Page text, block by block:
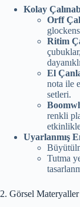
Kolay
Orff
Ritim
El
nota ile
setleri.
renkli
Uyarlanmış
Tutma
2. Görsel Materyaller